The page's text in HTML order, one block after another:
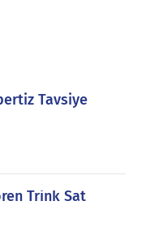
Tavsiye
Trink Sat